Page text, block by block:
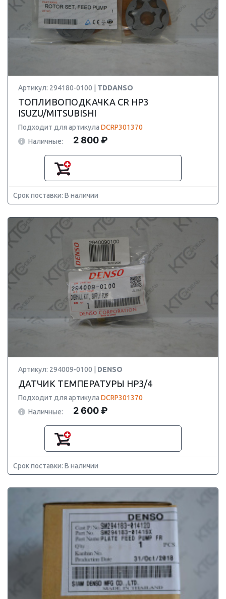
Артикул: 294180-0100 | TDDANSO
ТОПЛИВОПОДКАЧКА CR HP3
ISUZU/MITSUBISHI
Подходит для артикула DCRP301370
Наличные:
2 800 ₽
Срок поставки: В наличии
Артикул: 294009-0100 | DENSO
ДАТЧИК ТЕМПЕРАТУРЫ HP3/4
Подходит для артикула DCRP301370
Наличные:
2 600 ₽
Срок поставки: В наличии